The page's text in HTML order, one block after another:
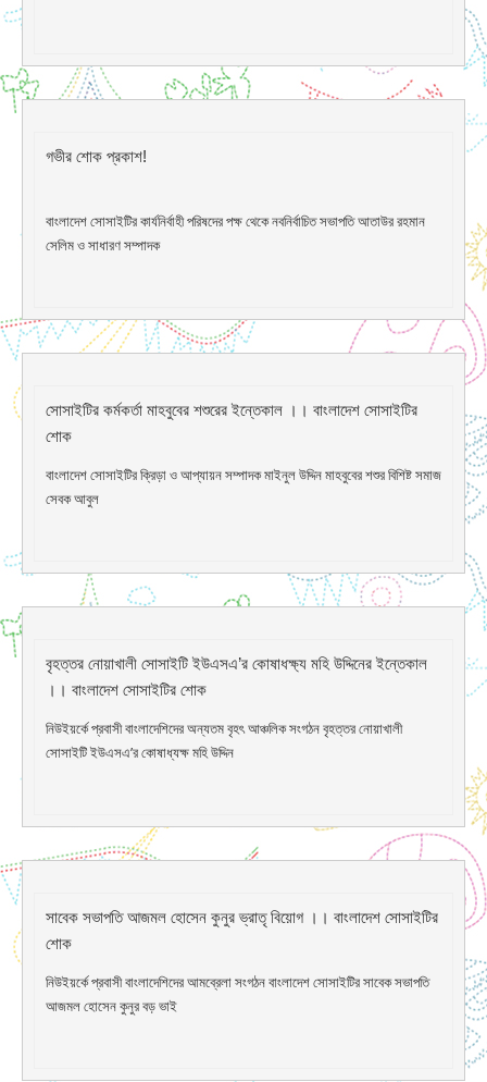
গভীর শোক প্রকাশ!
বাংলাদেশ সোসাইটির কার্যনির্বাহী পরিষদের পক্ষ থেকে নবনির্বাচিত সভাপতি আতাউর রহমান
সেলিম ও সাধারণ সম্পাদক
সোসাইটির কর্মকর্তা মাহবুবের শশুরের ইন্তেকাল ।। বাংলাদেশ সোসাইটির
শোক
বাংলাদেশ সোসাইটির ক্রিড়া ও আপ্যায়ন সম্পাদক মাইনুল উদ্দিন মাহবুবের শশুর বিশিষ্ট সমাজ
সেবক আবুল
বৃহত্তর নোয়াখালী সোসাইটি ইউএসএ’র কোষাধক্ষ্য মহি উদ্দিনের ইন্তেকাল
।। বাংলাদেশ সোসাইটির শোক
নিউইয়র্কে প্রবাসী বাংলাদেশিদের অন্যতম বৃহৎ আঞ্চলিক সংগঠন বৃহত্তর নোয়াখালী
সোসাইটি ইউএসএ’র কোষাধ্যক্ষ মহি উদ্দিন
সাবেক সভাপতি আজমল হোসেন কুনুর ভ্রাতৃ বিয়োগ ।। বাংলাদেশ সোসাইটির
শোক
নিউইয়র্কে প্রবাসী বাংলাদেশিদের আমব্রেলা সংগঠন বাংলাদেশ সোসাইটির সাবেক সভাপতি
আজমল হোসেন কুনুর বড় ভাই